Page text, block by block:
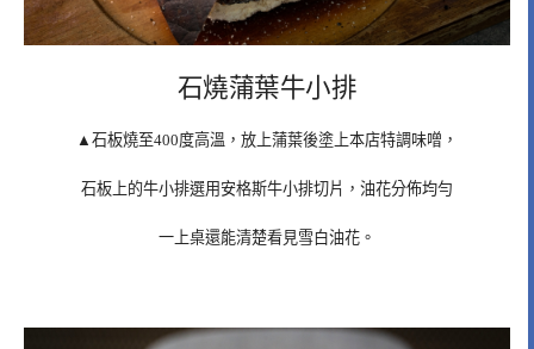
石燒蒲葉牛小排
▲石板燒至400度高溫，放上蒲葉後塗上本店特調味噌，
石板上的牛小排選用安格斯牛小排切片，油花分佈均勻
一上桌還能清楚看見雪白油花。